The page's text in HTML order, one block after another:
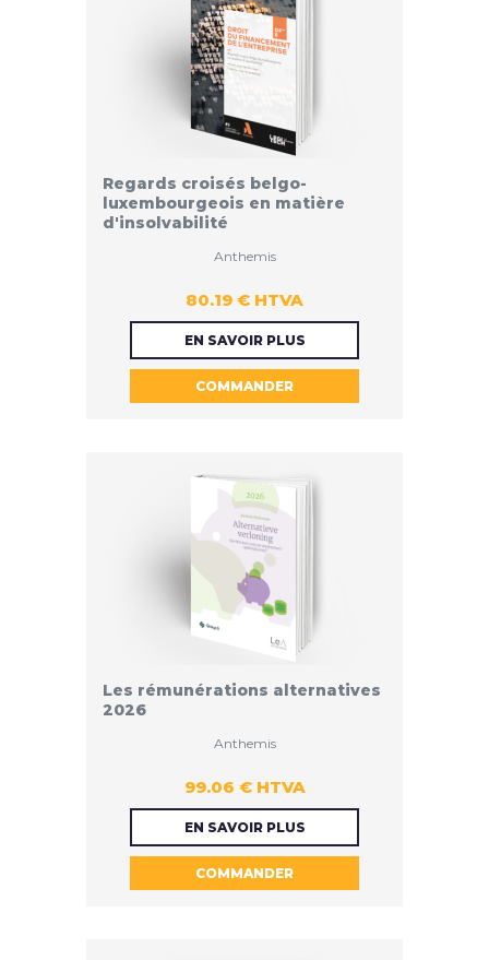
Regards croisés belgo-
luxembourgeois en matière
d'insolvabilité
80.19 € HTVA
Anthemis
EN SAVOIR PLUS
COMMANDER
80.19 €
Les rémunérations alternatives
2026
99.06 € HTVA
Anthemis
EN SAVOIR PLUS
COMMANDER
99.06 €